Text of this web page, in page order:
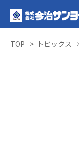
TOP トピックス